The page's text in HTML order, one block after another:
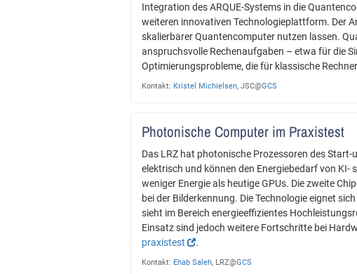
Integration des ARQUE-Systems in die
weiteren innovativen Technologieplattform. Der
skalierbarer Quantencomputer nutzen lassen.
anspruchsvolle Rechenaufgaben – etwa für die
Optimierungsprobleme, die für klassische
Kontakt: Kristel Michielsen , JSC@GCS
Photonische Computer im Praxistest
Das LRZ hat photonische Prozessoren des
elektrisch und können den Energiebedarf von KI-
weniger Energie als heutige GPUs. Die zweite
bei der Bilderkennung. Die Technologie eignet
sieht im Bereich energieeffizientes
Einsatz sind jedoch weitere Fortschritte bei
praxistest
.
Kontakt: Ehab Saleh , LRZ@GCS